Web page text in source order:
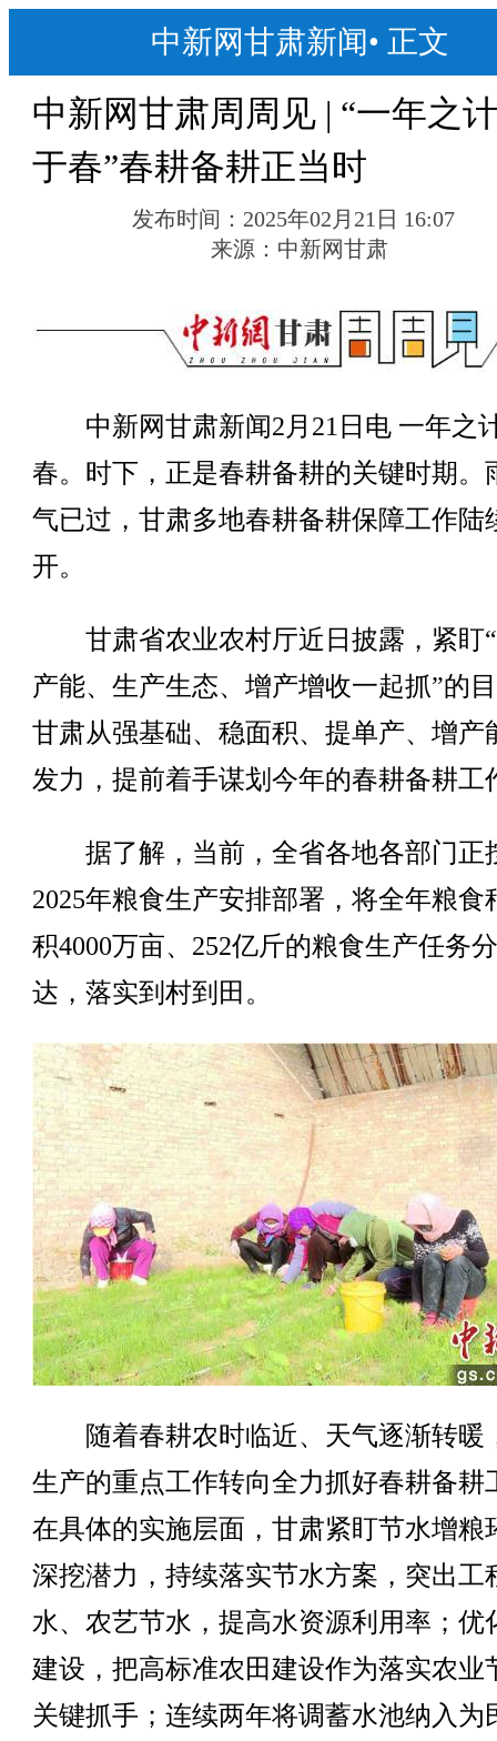
中新网甘肃新闻• 正文
中新网甘肃周周见 | “一年之
于春”春耕备耕正当时
发布时间： 2025年02月21日 16:07
来源： 中新网甘肃
中新网甘肃新闻2月21日电 一年之
春。时下，正是春耕备耕的关键时期。
气已过，甘肃多地春耕备耕保障工作陆
开。
甘肃省农业农村厅近日披露，紧盯
产能、生产生态、增产增收一起抓”的
甘肃从强基础、稳面积、提单产、增产
发力，提前着手谋划今年的春耕备耕工
据了解，当前，全省各地各部门正
2025年粮食生产安排部署，将全年粮食
积4000万亩、252亿斤的粮食生产任务
达，落实到村到田。
随着春耕农时临近、天气逐渐转暖
生产的重点工作转向全力抓好春耕备耕
在具体的实施层面，甘肃紧盯节水增粮
深挖潜力，持续落实节水方案，突出工
水、农艺节水，提高水资源利用率；优
建设，把高标准农田建设作为落实农业
关键抓手；连续两年将调蓄水池纳入为